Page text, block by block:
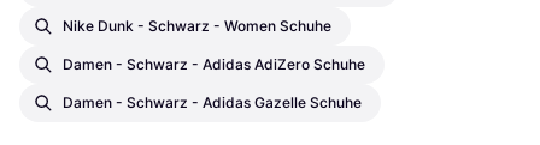
Nike Dunk - Schwarz - Women Schuhe
Damen - Schwarz - Adidas AdiZero Schuhe
Damen - Schwarz - Adidas Gazelle Schuhe